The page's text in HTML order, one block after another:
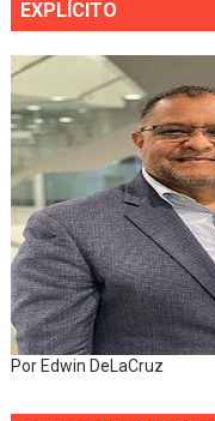
EXPLÍCITO
Por Edwin DeLaCruz